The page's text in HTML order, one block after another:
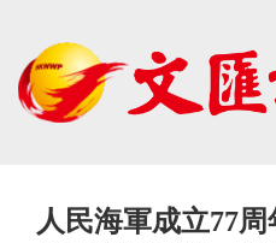
人民海軍成立77